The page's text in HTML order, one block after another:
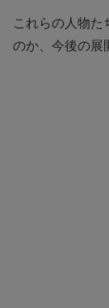
これらの人物た
のか、今後の展